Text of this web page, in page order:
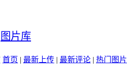
图片库
首页 | 最新上传 | 最新评论 | 热门图片